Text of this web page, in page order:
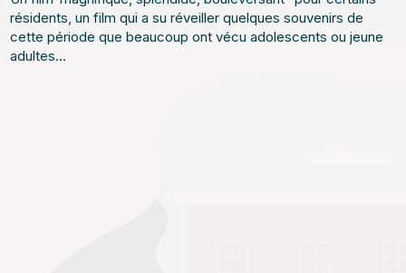
résidents, un film qui a su réveiller quelques souvenirs de
cette période que beaucoup ont vécu adolescents ou jeune
adultes...